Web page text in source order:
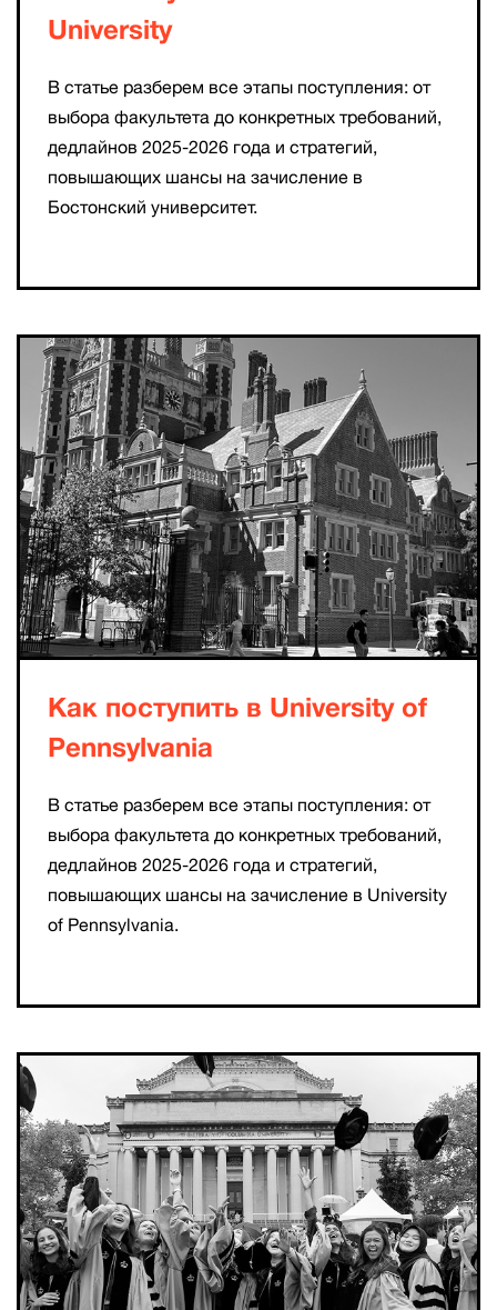
University
В статье разберем все этапы поступления: от
выбора факультета до конкретных требований,
дедлайнов 2025-2026 года и стратегий,
повышающих шансы на зачисление в
Бостонский университет.
Как поступить в University of
Pennsylvania
В статье разберем все этапы поступления: от
выбора факультета до конкретных требований,
дедлайнов 2025-2026 года и стратегий,
повышающих шансы на зачисление в University
of Pennsylvania.